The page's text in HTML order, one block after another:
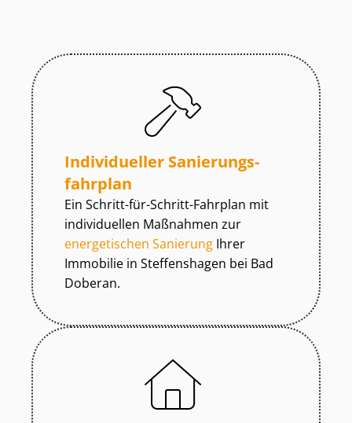
Individueller Sa­nie­rungs­
fahr­plan
Ein Schritt-für-Schritt-Fahrplan mit
individuellen Maßnahmen zur
energetischen Sanierung Ihrer
Immobilie in Steffenshagen bei Bad
Doberan.